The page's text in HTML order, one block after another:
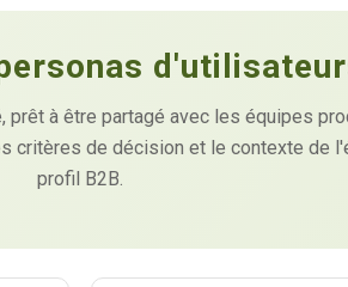
à être partagé avec les équipes
de décision et le contexte de
profil B2B.